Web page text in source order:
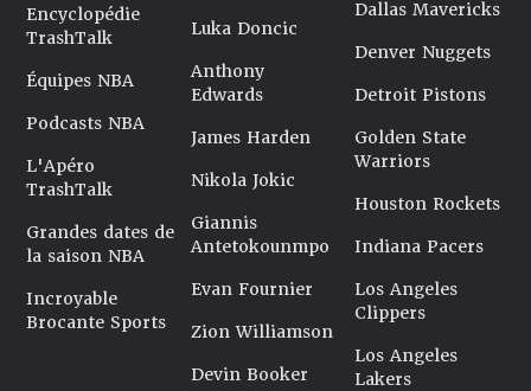
Encyclopédie
TrashTalk
Équipes NBA
Podcasts NBA
L'Apéro
TrashTalk
Grandes dates de
la saison NBA
Incroyable
Brocante Sports
Luka Doncic
Anthony
Edwards
James Harden
Nikola Jokic
Giannis
Antetokounmpo
Evan Fournier
Zion Williamson
Devin Booker
Dallas Mavericks
Denver Nuggets
Detroit Pistons
Golden State
Warriors
Houston Rockets
Indiana Pacers
Los Angeles
Clippers
Los Angeles
Lakers